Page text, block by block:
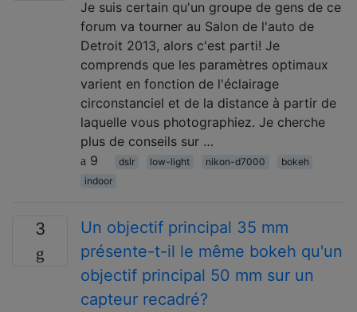
Je suis certain qu'un groupe de gens de ce
forum va tourner au Salon de l'auto de
Detroit 2013, alors c'est parti! Je
comprends que les paramètres optimaux
varient en fonction de l'éclairage
circonstanciel et de la distance à partir de
laquelle vous photographiez. Je cherche
plus de conseils sur …
9
dslr low-light nikon-d7000
bokeh
indoor
3
Un objectif principal 35 mm
présente-t-il le même bokeh qu'un
objectif principal 50 mm sur un
capteur recadré?